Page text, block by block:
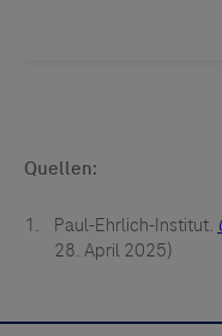
Quellen:
Paul-Ehrlich-Institut.
28. April 2025)